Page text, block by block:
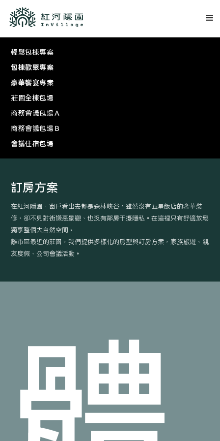
輕鬆包棟專案
包棟歡聚專案
豪華饗宴專案
莊園全棟包場
商務會議包場Ａ
商務會議包場Ｂ
會議住宿包場
訂房方案
在紅河隱園，窗戶看出去都是森林峽谷。雖然沒有五星飯店的奢華裝
修，卻不見對街嫌惡景觀、也沒有鄰房干擾隱私。在這裡只有舒適放鬆
獨享整個大自然空間。
離市區最近的莊園，我們提供多樣化的房型與訂房方案，家族旅遊、親
友度假、公司會議活動。